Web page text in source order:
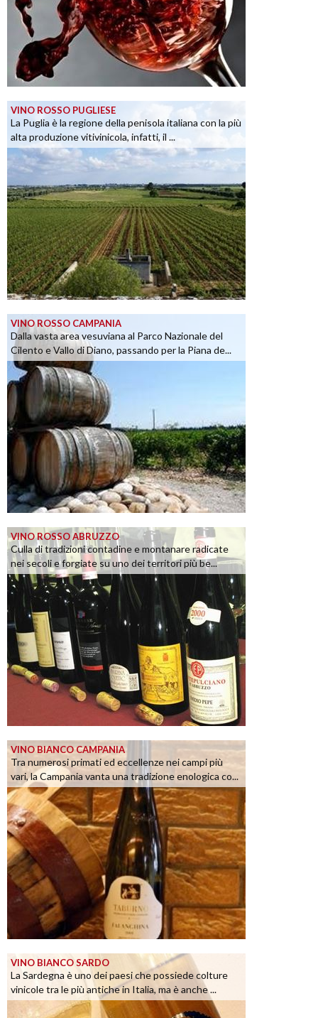
VINO ROSSO PUGLIESE
La Puglia è la regione della penisola italiana con la più
alta produzione vitivinicola, infatti, il ...
VINO ROSSO CAMPANIA
Dalla vasta area vesuviana al Parco Nazionale del
Cilento e Vallo di Diano, passando per la Piana de...
VINO ROSSO ABRUZZO
Culla di tradizioni contadine e montanare radicate
nei secoli e forgiate su uno dei territori più be...
VINO BIANCO CAMPANIA
Tra numerosi primati ed eccellenze nei campi più
vari, la Campania vanta una tradizione enologica co...
VINO BIANCO SARDO
La Sardegna è uno dei paesi che possiede colture
vinicole tra le più antiche in Italia, ma è anche ...